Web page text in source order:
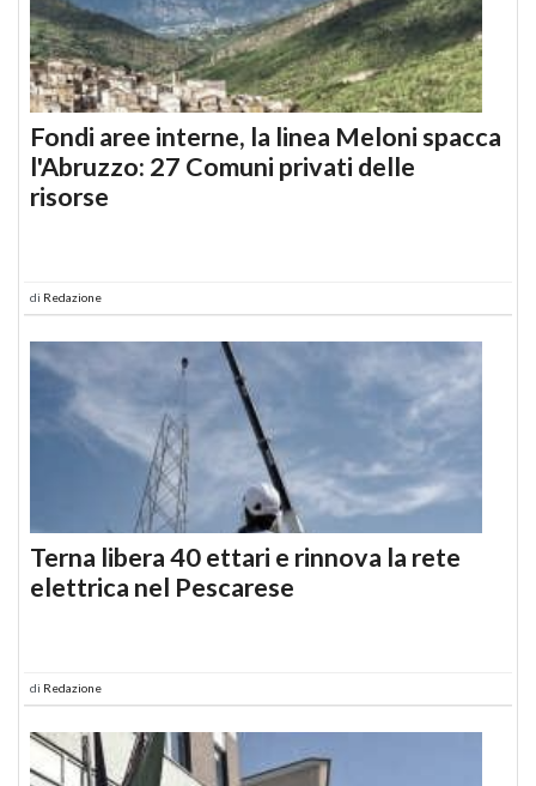
Fondi aree interne, la linea Meloni spacca
l'Abruzzo: 27 Comuni privati delle
risorse
di Redazione
Terna libera 40 ettari e rinnova la rete
elettrica nel Pescarese
di Redazione